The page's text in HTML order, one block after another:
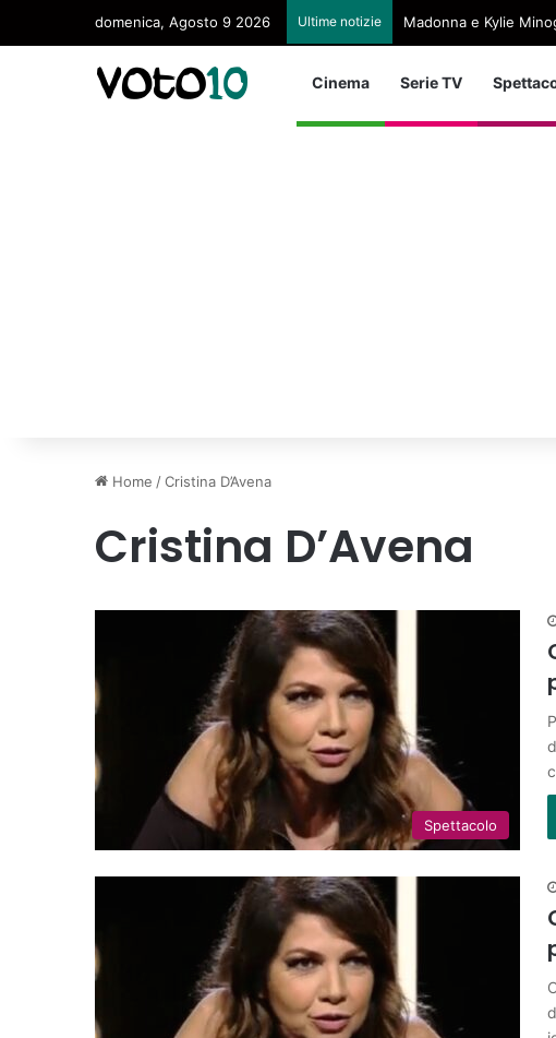
domenica, Agosto 9 2026 Ultime notizie Madonna e Kylie
Cinema Serie TV
Home /Cristina D’Avena
Cristina D’Avena
Spettacolo